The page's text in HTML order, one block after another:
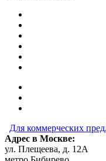
Для коммерческих
Адрес в Москве:
ул. Плещеева, д. 12А